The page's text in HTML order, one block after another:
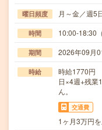
曜日頻度 月～金／週
時間 10:00-18:30
期間 2026年09月
時給
時給1770円
日×4週+残
ん。
交通費
1ヶ月3万円